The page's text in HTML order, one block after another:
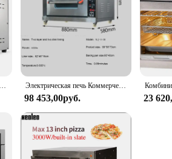
16-дюймовая печь, коммерческая двухслойная электрическая печь для выпечки хлеба, печенья, пиццы, кухонные принадлежности Электрическая печь Коммерческая большая емкость двухслойные тарелки хлеб торт луна двойной выпечки газ
98 453,00руб. 23